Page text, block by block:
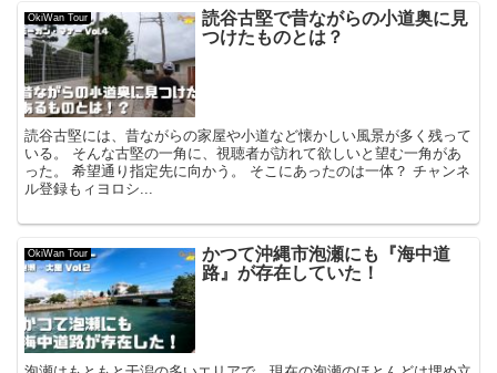
OkiWan Tour
読谷古堅で昔ながらの小道奥に見
つけたものとは？
読谷古堅には、昔ながらの家屋や小道など懐かしい風景が多く残って
いる。 そんな古堅の一角に、視聴者が訪れて欲しいと望む一角があ
った。 希望通り指定先に向かう。 そこにあったのは一体？ チャンネ
ル登録もィヨロシ...
OkiWan Tour
かつて沖縄市泡瀬にも『海中道
路』が存在していた！